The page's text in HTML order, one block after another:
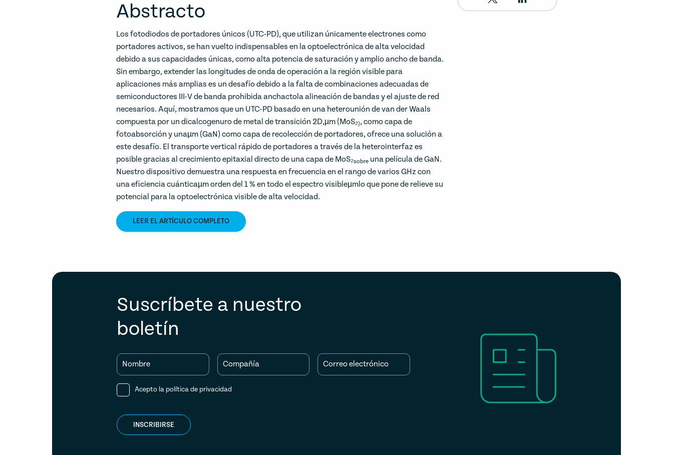
Abstracto
Los fotodiodos de portadores únicos (UTC-PD), que utilizan únicamente electrones como
portadores activos, se han vuelto indispensables en la optoelectrónica de alta velocidad
debido a sus capacidades únicas, como alta potencia de saturación y amplio ancho de banda.
Sin embargo, extender las longitudes de onda de operación a la región visible para
aplicaciones más amplias es un desafío debido a la falta de combinaciones adecuadas de
semiconductores III-V de banda prohibida anchactola alineación de bandas y el ajuste de red
necesarios. Aquí, mostramos que un UTC-PD basado en una heterounión de van der Waals
compuesta por un dicalcogenuro de metal de transición 2D,µm (MoS₂), como capa de
fotoabsorción y unaµm (GaN) como capa de recolección de portadores, ofrece una solución a
este desafío. El transporte vertical rápido de portadores a través de la heterointerfaz es
posible gracias al crecimiento epitaxial directo de una capa de MoS₂sobre una película de GaN.
Nuestro dispositivo demuestra una respuesta en frecuencia en el rango de varios GHz con
una eficiencia cuánticaµm orden del 1 % en todo el espectro visibleµmlo que pone de relieve su
potencial para la optoelectrónica visible de alta velocidad.
LEER EL ARTÍCULO COMPLETO
Suscríbete a nuestro
boletín
Nombre Compañía Correo electrónico
Acepto la política de privacidad
INSCRIBIRSE